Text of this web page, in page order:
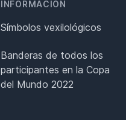
INFORMACIÓN
Símbolos vexilológicos
Banderas de todos los
participantes en la Copa
del Mundo 2022